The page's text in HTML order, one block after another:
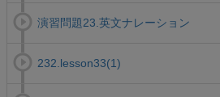
演習問題23.英文ナレーション
232.lesson33(1)